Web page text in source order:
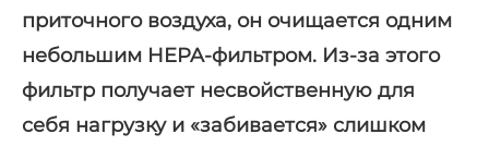
приточного воздуха, он очищается одним
небольшим HEPA-фильтром. Из-за этого
фильтр получает несвойственную для
себя нагрузку и «забивается» слишком